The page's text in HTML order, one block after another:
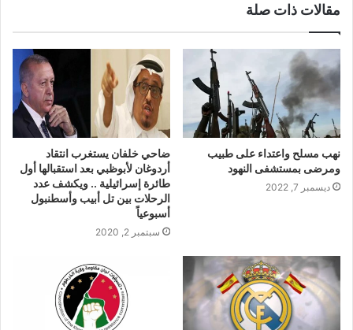
مقالات ذات صلة
نهب مسلح واعتداء على طبيب
ومرضى بمستشفى النهود
ديسمبر 7, 2022
ضاحي خلفان يستغرب انتقاد
أردوغان لأبوظبي بعد استقبالها أول
طائرة إسرائيلية .. ويكشف عدد
الرحلات بين تل أبيب وأسطنبول
أسبوعياً
سبتمبر 2, 2020